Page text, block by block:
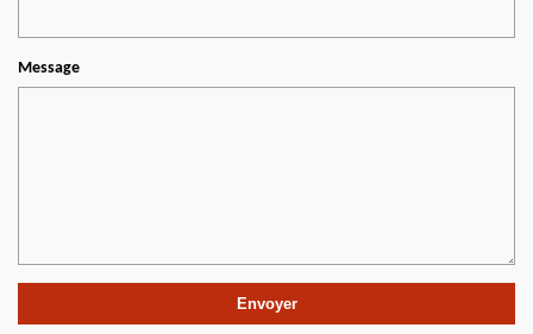
Message